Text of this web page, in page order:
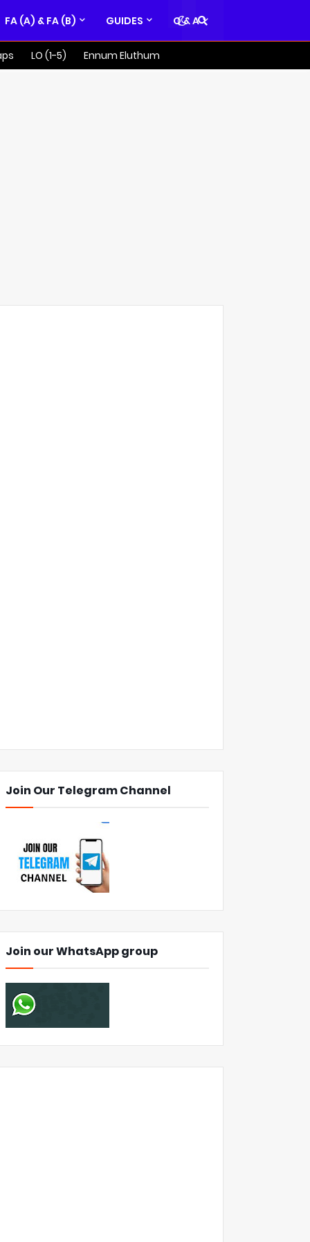
FA (A) & FA (B) GUIDES Q & A
LO (1-5)
Ennum Eluthum
Join Our Telegram Channel
Join our WhatsApp group